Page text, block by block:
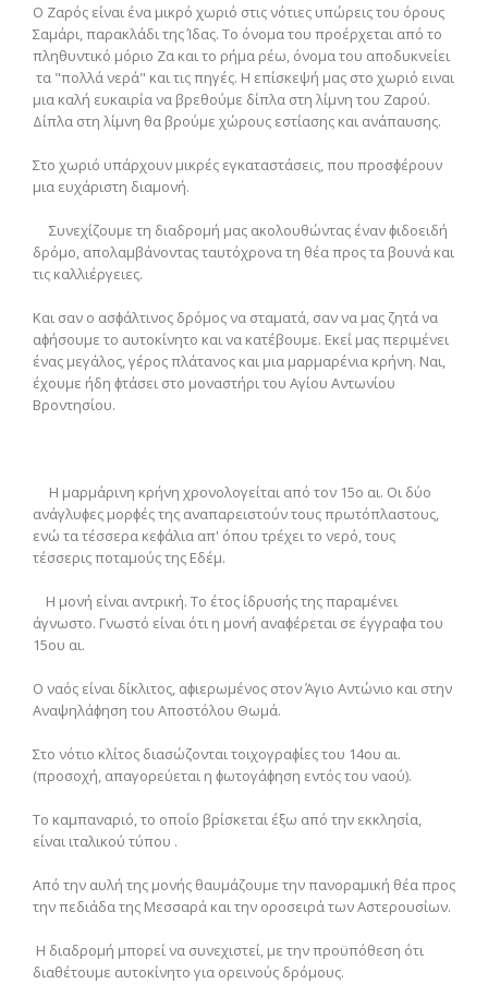
Ο Ζαρός είναι ένα μικρό χωριό στις νότιες υπώρεις του όρους
Σαμάρι, παρακλάδι της Ίδας. Το όνομα του προέρχεται από το
πληθυντικό μόριο Ζα και το ρήμα ρέω, όνομα του αποδυκνείει
τα "πολλά νερά" και τις πηγές. Η επίσκεψή μας στο χωριό ειναι
μια καλή ευκαιρία να βρεθούμε δίπλα στη λίμνη του Ζαρού.
Δίπλα στη λίμνη θα βρούμε χώρους εστίασης και ανάπαυσης.
Στο χωριό υπάρχουν μικρές εγκαταστάσεις, που προσϕέρουν
μια ευχάριστη διαμονή.
Συνεχίζουμε τη διαδρομή μας ακολουθώντας έναν ϕιδοειδή
δρόμο, απολαμβάνοντας ταυτόχρονα τη θέα προς τα βουνά και
τις καλλιέργειες.
Και σαν ο ασϕάλτινος δρόμος να σταματά, σαν να μας ζητά να
αϕήσουμε το αυτοκίνητο και να κατέβουμε. Εκεί μας περιμένει
ένας μεγάλος, γέρος πλάτανος και μια μαρμαρένια κρήνη. Ναι,
έχουμε ήδη ϕτάσει στο μοναστήρι του Αγίου Αντωνίου
Βροντησίου.
Η μαρμάρινη κρήνη χρονολογείται από τον 15ο αι. Οι δύο
ανάγλυϕες μορϕές της αναπαρειστούν τους πρωτόπλαστους,
ενώ τα τέσσερα κεϕάλια απ' όπου τρέχει το νερό, τους
τέσσερις ποταμούς της Εδέμ.
Η μονή είναι αντρική. Το έτος ίδρυσής της παραμένει
άγνωστο. Γνωστό είναι ότι η μονή αναϕέρεται σε έγγραϕα του
15ου αι.
Ο ναός είναι δίκλιτος, αϕιερωμένος στον Άγιο Αντώνιο και στην
Αναψηλάϕηση του Αποστόλου Θωμά.
Στο νότιο κλίτος διασώζονται τοιχογραϕίες του 14ου αι.
(προσοχή, απαγορεύεται η ϕωτογάϕηση εντός του ναού).
Το καμπαναριό, το οποίο βρίσκεται έξω από την εκκλησία,
είναι ιταλικού τύπου .
Από την αυλή της μονής θαυμάζουμε την πανοραμική θέα προς
την πεδιάδα της Μεσσαρά και την οροσειρά των Αστερουσίων.
Η διαδρομή μπορεί να συνεχιστεί, με την προϋπόθεση ότι
διαθέτουμε αυτοκίνητο για ορεινούς δρόμους.